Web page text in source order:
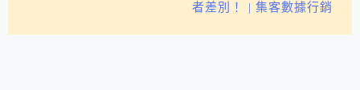
者差別！ | 集客數據行銷